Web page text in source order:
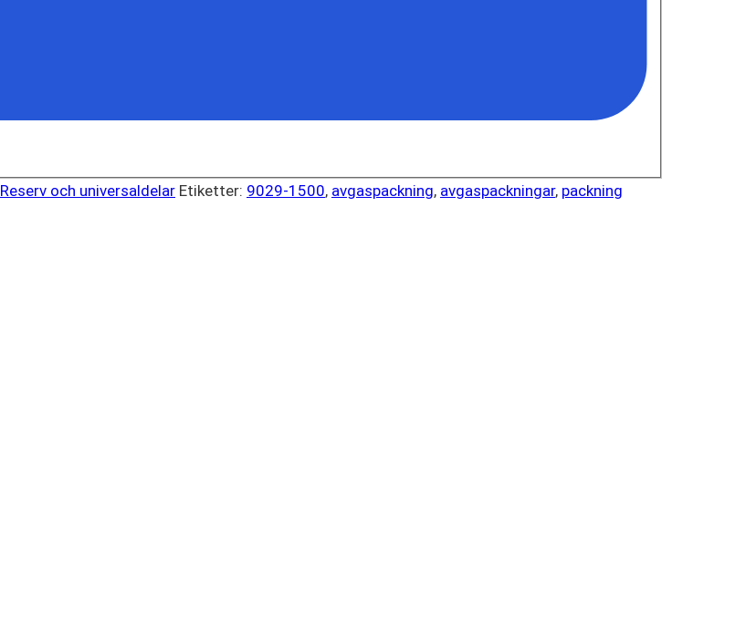
Reserv och universaldelar Etiketter: 9029-1500, avgaspackning, avgaspackningar, packning